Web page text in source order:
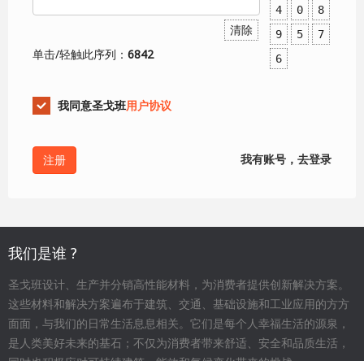
清除
4
0
8
9
5
7
6
单击/轻触此序列： 6842
我同意圣戈班用户协议
我有账号，去登录
我们是谁 ?
圣戈班设计、生产并分销高性能材料，为消费者提供创新解决方案。
这些材料和解决方案遍布于建筑、交通、基础设施和工业应用的方方
面面，与我们的日常生活息息相关。它们是每个人幸福生活的源泉，
是人类美好未来的基石；不仅为消费者带来舒适、安全和品质生活，